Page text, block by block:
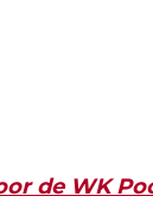
de WK